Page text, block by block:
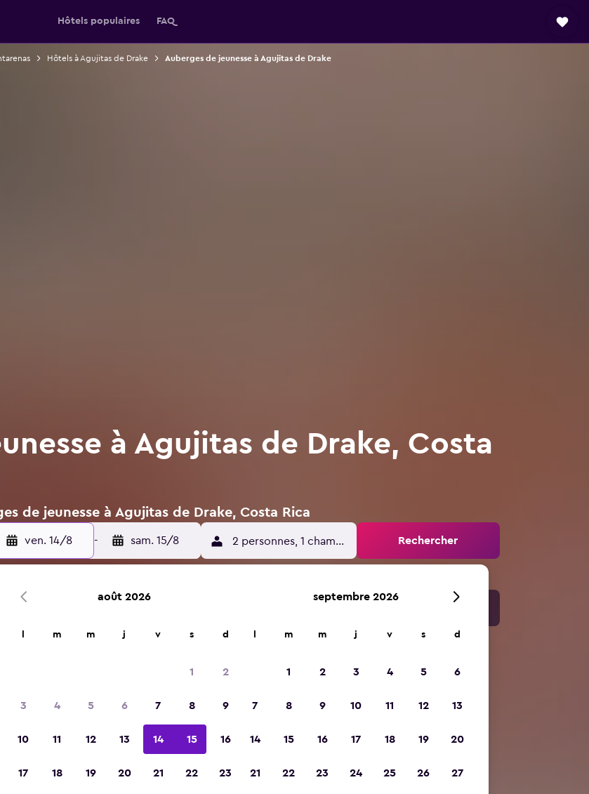
Hôtels populaires FAQ
Hôtels à Agujitas de Drake Auberges de jeunesse à Agujitas de Drake
à Agujitas de Drake, Costa
de jeunesse à Agujitas de Drake, Costa Rica
ven. 14/8 - sam. 15/8 2 personnes, 1 chambre Rechercher
et d'hébergements.
août 2026
m m j v s d
1 2
3 4 5 6 7 8 9
10 11 12 13 14 15 16
17 18 19 20 21 22 23
septembre 2026
m m j v s d
1 2 3 4 5 6
7 8 9 10 11 12 13
14 15 16 17 18 19 20
21 22 23 24 25 26 27